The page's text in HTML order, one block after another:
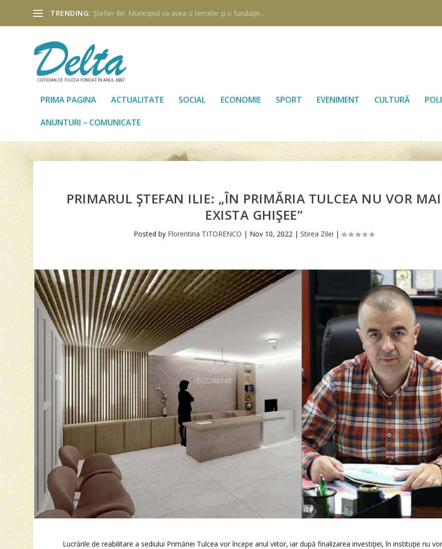
TRENDING: Ştefan Ilie: Municipiul va avea o temelie şi o fundaţie...
PRIMA PAGINA ACTUALITATE SOCIAL ECONOMIE SPORT EVENIMENT CULTURĂ
ANUNTURI – COMUNICATE
PRIMARUL ŞTEFAN ILIE: „ÎN PRIMĂRIA TULCEA NU VOR MAI
EXISTA GHIŞEE”
Posted by Florentina TITORENCO | Nov 10, 2022 |Stirea Zilei |
Lucrările de reabilitare a sediului Primăriei Tulcea vor începe anul viitor, iar după finalizarea investiţiei, în instituţie nu